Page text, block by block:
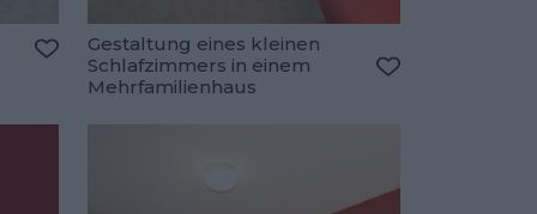
Zu den Favoriten hinzufügen
Gestaltung eines kleinen
Schlafzimmers in einem
Mehrfamilienhaus